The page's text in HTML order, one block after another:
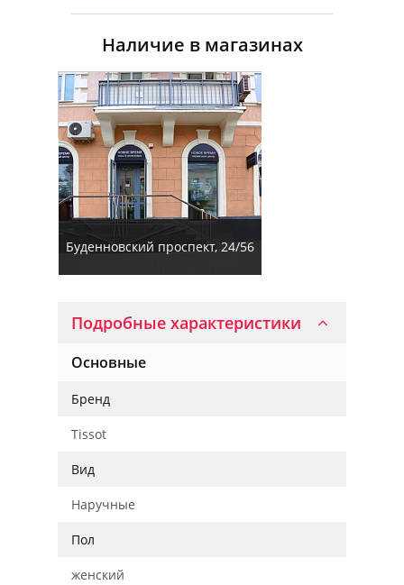
Наличие в магазинах
Буденновский проспект, 24/56
Подробные характеристики
Основные
Бренд
Tissot
Вид
Наручные
Пол
женский